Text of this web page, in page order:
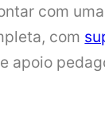
com
com
apoio